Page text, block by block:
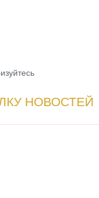
НОВОСТЕЙ